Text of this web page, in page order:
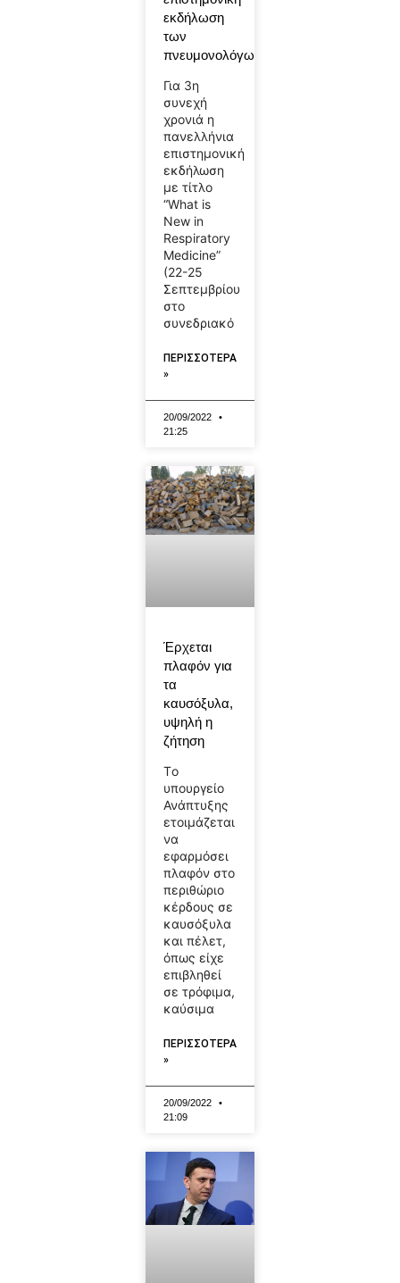
εκδήλωση
των
πνευμονολόγων
Για 3η
συνεχή
χρονιά η
πανελλήνια
επιστημονική
εκδήλωση
με τίτλο
“What is
New in
Respiratory
Medicine”
(22-25
Σεπτεμβρίου
στο
συνεδριακό
ΠΕΡΙΣΣΟΤΕΡΑ
»
20/09/2022
21:25
Έρχεται
πλαφόν για
τα
καυσόξυλα,
υψηλή η
ζήτηση
Tο
υπουργείο
Ανάπτυξης
ετοιμάζεται
να
εφαρμόσει
πλαφόν στο
περιθώριο
κέρδους σε
καυσόξυλα
και πέλετ,
όπως είχε
επιβληθεί
σε τρόφιμα,
καύσιμα
ΠΕΡΙΣΣΟΤΕΡΑ
»
20/09/2022
21:09